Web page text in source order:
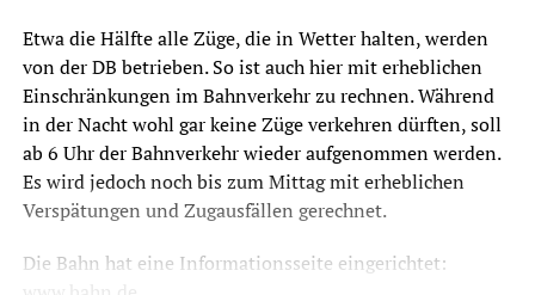
Etwa die Hälfte alle Züge, die in Wetter halten, werden
von der DB betrieben. So ist auch hier mit erheblichen
Einschränkungen im Bahnverkehr zu rechnen. Während
in der Nacht wohl gar keine Züge verkehren dürften, soll
ab 6 Uhr der Bahnverkehr wieder aufgenommen werden.
Es wird jedoch noch bis zum Mittag mit erheblichen
Verspätungen und Zugausfällen gerechnet.
Die Bahn hat eine Informationsseite eingerichtet: